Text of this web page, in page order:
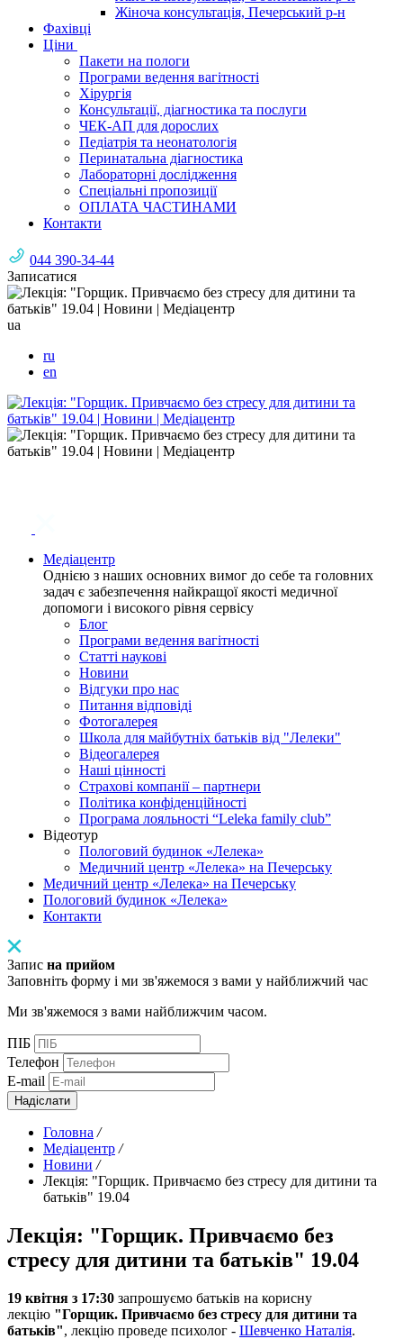
Жіноча консультація, Печерський р-н
Фахівці
Ціни
Пакети на пологи
Програми ведення вагітності
Хірургія
Консультації, діагностика та послуги
ЧЕК-АП для дорослих
Педіатрія та неонатологія
Перинатальна діагностика
Лабораторні дослідження
Спеціальні пропозиції
ОПЛАТА ЧАСТИНАМИ
Контакти
044 390-34-44
Записатися
ua
ru
en
Медіацентр
Однією з наших основних вимог до себе та головних
задач є забезпечення найкращої якості медичної
допомоги і високого рівня сервісу
Блог
Програми ведення вагітності
Статті наукові
Новини
Відгуки про нас
Питання відповіді
Фотогалерея
Школа для майбутніх батьків від "Лелеки"
Відеогалерея
Наші цінності
Страхові компанії – партнери
Політика конфіденційності
Програма лояльності “Leleka family club”
Відеотур
Пологовий будинок «Лелека»
Медичний центр «Лелека» на Печерську
Медичний центр «Лелека» на Печерську
Пологовий будинок «Лелека»
Контакти
Запис на прийом
Заповніть форму і ми зв'яжемося з вами у найближчий час
Ми зв'яжемося з вами найближчим часом.
ПІБ
Телефон
E-mail
Надіслати
Головна /
Медіацентр /
Новини /
Лекція: "Горщик. Привчаємо без стресу для дитини та
батьків" 19.04
Лекція: "Горщик. Привчаємо без
стресу для дитини та батьків" 19.04
19 квітня з 17:30 запрошуємо батьків на корисну
лекцію "Горщик. Привчаємо без стресу для дитини та
батьків", лекцію проведе психолог - Шевченко Наталія.